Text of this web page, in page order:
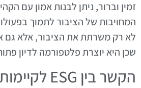
זמין וברור, ניתן לבנות אמון עם
המחויבות של הציבור לתמוך
לא רק משרתת את הציבור, אלא גם
שכן היא יוצרת פלטפורמה לדיון
הקשר בין ESG לקיימות כלכלית